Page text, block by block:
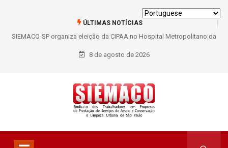
ÚLTIMAS NOTÍCIAS
SIEMACO-SP organiza eleição da CIPAA no Hospital Metropolitano da
Lapa e fortalece participação dos trabalhadores
8 de agosto de 2026